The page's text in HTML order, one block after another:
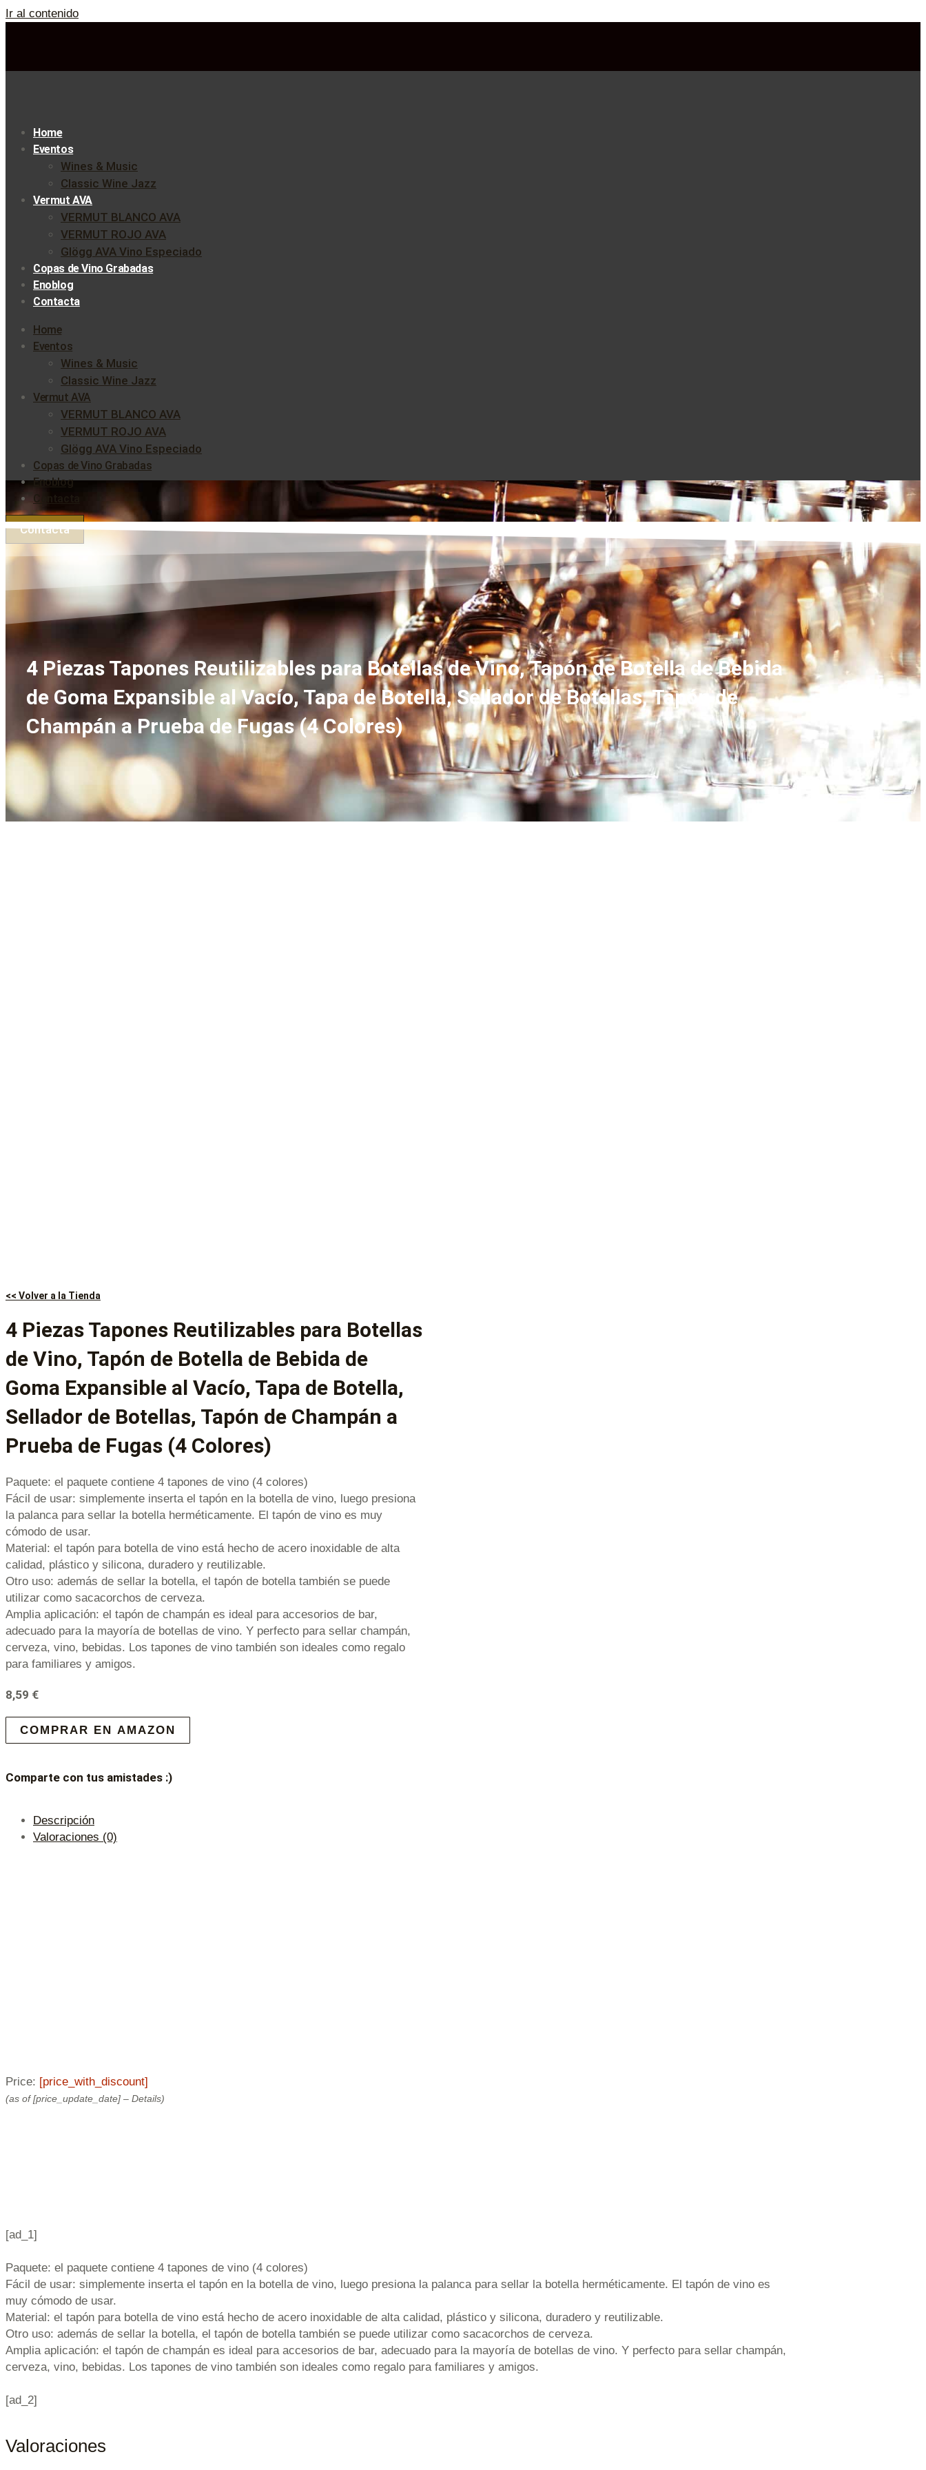
Ir al contenido
Home
Eventos
Wines & Music
Classic Wine Jazz
Vermut AVA
VERMUT BLANCO AVA
VERMUT ROJO AVA
Glögg AVA Vino Especiado
Copas de Vino Grabadas
Enoblog
Contacta
Home
Eventos
Wines & Music
Classic Wine Jazz
Vermut AVA
VERMUT BLANCO AVA
VERMUT ROJO AVA
Glögg AVA Vino Especiado
Copas de Vino Grabadas
Enoblog
Contacta
Contacta
4 Piezas Tapones Reutilizables para Botellas de Vino, Tapón de Botella de Bebida
de Goma Expansible al Vacío, Tapa de Botella, Sellador de Botellas, Tapón de
Champán a Prueba de Fugas (4 Colores)
<< Volver a la Tienda
4 Piezas Tapones Reutilizables para Botellas
de Vino, Tapón de Botella de Bebida de
Goma Expansible al Vacío, Tapa de Botella,
Sellador de Botellas, Tapón de Champán a
Prueba de Fugas (4 Colores)
Paquete: el paquete contiene 4 tapones de vino (4 colores)
Fácil de usar: simplemente inserta el tapón en la botella de vino, luego presiona
la palanca para sellar la botella herméticamente. El tapón de vino es muy
cómodo de usar.
Material: el tapón para botella de vino está hecho de acero inoxidable de alta
calidad, plástico y silicona, duradero y reutilizable.
Otro uso: además de sellar la botella, el tapón de botella también se puede
utilizar como sacacorchos de cerveza.
Amplia aplicación: el tapón de champán es ideal para accesorios de bar,
adecuado para la mayoría de botellas de vino. Y perfecto para sellar champán,
cerveza, vino, bebidas. Los tapones de vino también son ideales como regalo
para familiares y amigos.
8,59 €
COMPRAR EN AMAZON
Comparte con tus amistades :)
Descripción
Valoraciones (0)
Price: [price_with_discount]
(as of [price_update_date] – Details)
[ad_1]
Paquete: el paquete contiene 4 tapones de vino (4 colores)
Fácil de usar: simplemente inserta el tapón en la botella de vino, luego presiona la palanca para sellar la botella herméticamente. El tapón de vino es
muy cómodo de usar.
Material: el tapón para botella de vino está hecho de acero inoxidable de alta calidad, plástico y silicona, duradero y reutilizable.
Otro uso: además de sellar la botella, el tapón de botella también se puede utilizar como sacacorchos de cerveza.
Amplia aplicación: el tapón de champán es ideal para accesorios de bar, adecuado para la mayoría de botellas de vino. Y perfecto para sellar champán,
cerveza, vino, bebidas. Los tapones de vino también son ideales como regalo para familiares y amigos.
[ad_2]
Valoraciones